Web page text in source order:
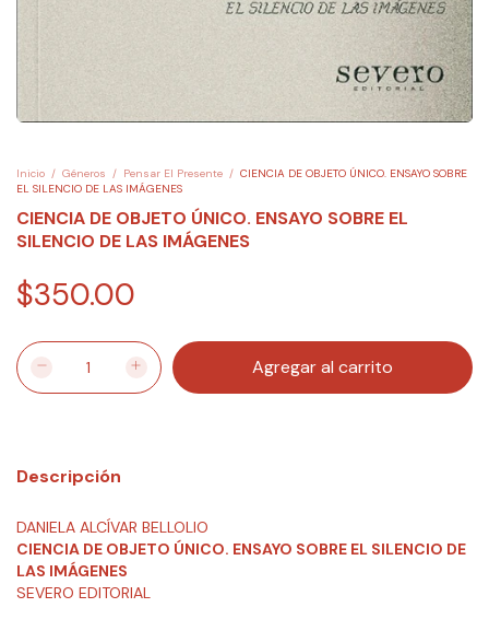
Inicio / Géneros / Pensar El Presente / CIENCIA DE OBJETO ÚNICO. ENSAYO SOBRE
EL SILENCIO DE LAS IMÁGENES
CIENCIA DE OBJETO ÚNICO. ENSAYO SOBRE EL
SILENCIO DE LAS IMÁGENES
$350.00
Descripción
DANIELA ALCÍVAR BELLOLIO
CIENCIA DE OBJETO ÚNICO. ENSAYO SOBRE EL SILENCIO DE
LAS IMÁGENES
SEVERO EDITORIAL